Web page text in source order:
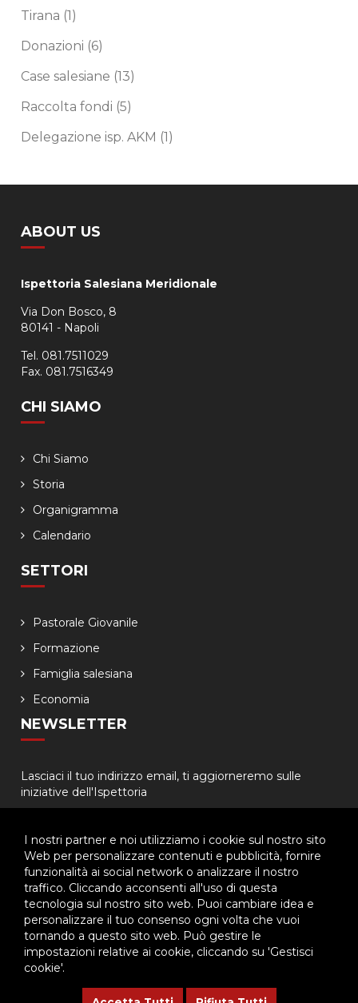
I nostri partner e noi utilizziamo i cookie sul nostro sito
Web per personalizzare contenuti e pubblicità, fornire
funzionalità ai social network o analizzare il nostro
traffico. Cliccando acconsenti all'uso di questa
tecnologia sul nostro sito web. Puoi cambiare idea e
personalizzare il tuo consenso ogni volta che vuoi
tornando a questo sito web. Può gestire le
impostazioni relative ai cookie, cliccando su 'Gestisci
cookie'.
Tirana (1)
Donazioni (6)
Case salesiane (13)
Raccolta fondi (5)
Delegazione isp. AKM (1)
ABOUT US
Ispettoria Salesiana Meridionale
Via Don Bosco, 8
80141 - Napoli
Tel. 081.7511029
Fax. 081.7516349
CHI SIAMO
Chi Siamo
Storia
Organigramma
Calendario
SETTORI
Pastorale Giovanile
Formazione
Famiglia salesiana
Economia
NEWSLETTER
Lasciaci il tuo indirizzo email, ti aggiorneremo sulle
iniziative dell'Ispettoria
© 2026 - Ispettoria Salesiana Meridionale - All rights reserved. | P.IVA
80057280630 |
Privacy & Cookie Policy - Gestisci Cookie
Questo plugin utilizza cookie per raccogliere dati e cookie di